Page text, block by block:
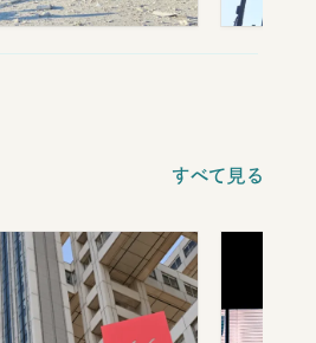
すべて見る